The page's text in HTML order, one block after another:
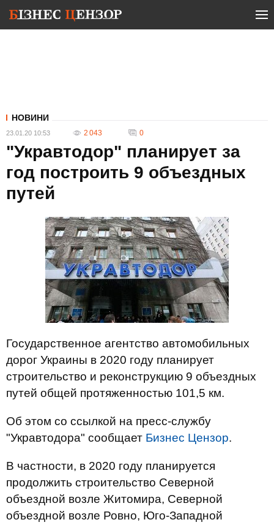
НОВИНИ
23.01.20 10:53 2 043 0
"Укравтодор" планирует за
год построить 9 объездных
путей
Государственное агентство автомобильных
дорог Украины в 2020 году планирует
строительство и реконструкцию 9 объездных
путей общей протяженностью 101,5 км.
Об этом со ссылкой на пресс-службу
"Укравтодора" сообщает Бизнес Цензор.
В частности, в 2020 году планируется
продолжить строительство Северной
объездной возле Житомира, Северной
объездной возле Ровно, Юго-Западной